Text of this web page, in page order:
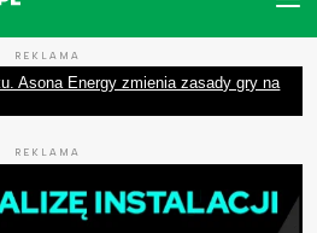
REKLAMA
Asona Energy zmienia zasady gry na
REKLAMA